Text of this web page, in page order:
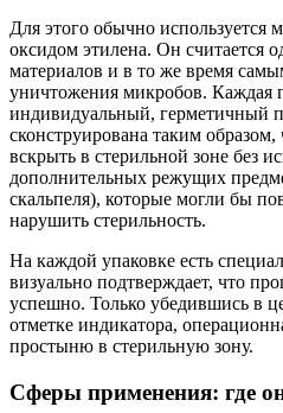
Для этого обычно используется
оксидом этилена. Он считается
материалов и в то же время
уничтожения микробов. Каждая
индивидуальный, герметичный
сконструирована таким
вскрыть в стерильной зоне без
дополнительных режущих
скальпеля), которые могли бы
нарушить стерильность.
На каждой упаковке есть
визуально подтверждает, что
успешно. Только убедившись в
отметке индикатора,
простыню в стерильную зону.
Сферы применения: где